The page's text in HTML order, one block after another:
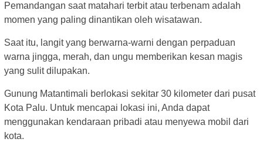
Pemandangan saat matahari terbit atau terbenam adalah
momen yang paling dinantikan oleh wisatawan.
Saat itu, langit yang berwarna-warni dengan perpaduan
warna jingga, merah, dan ungu memberikan kesan magis
yang sulit dilupakan.
Gunung Matantimali berlokasi sekitar 30 kilometer dari pusat
Kota Palu. Untuk mencapai lokasi ini, Anda dapat
menggunakan kendaraan pribadi atau menyewa mobil dari
kota.